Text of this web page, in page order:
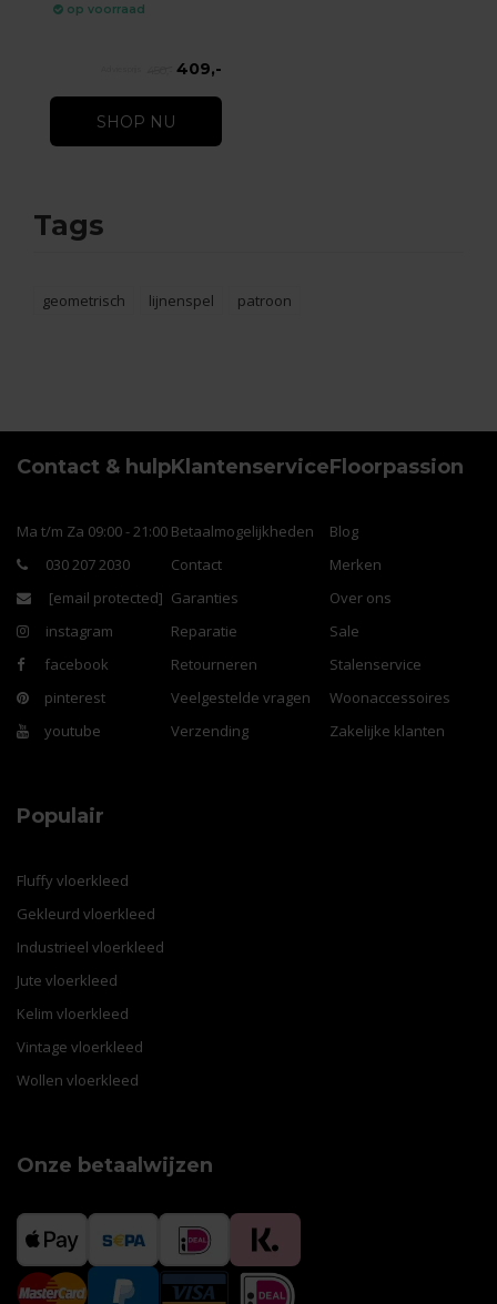
op voorraad
409,-
SHOP NU
Tags
geometrisch lijnenspel patroon
Contact & hulp
Ma t/m Za 09:00 - 21:00
030 207 2030
[email protected]
instagram
facebook
pinterest
youtube
Klantenservice
Betaalmogelijkheden
Contact
Garanties
Reparatie
Retourneren
Veelgestelde vragen
Verzending
Floorpassion
Blog
Merken
Over ons
Sale
Stalenservice
Woonaccessoires
Zakelijke klanten
Populair
Fluffy vloerkleed
Gekleurd vloerkleed
Industrieel vloerkleed
Jute vloerkleed
Kelim vloerkleed
Vintage vloerkleed
Wollen vloerkleed
Onze betaalwijzen